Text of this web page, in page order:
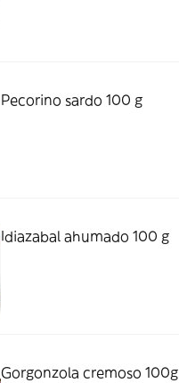
Pecorino sardo 100 g
Idiazabal ahumado 100 g
Gorgonzola cremoso 100g